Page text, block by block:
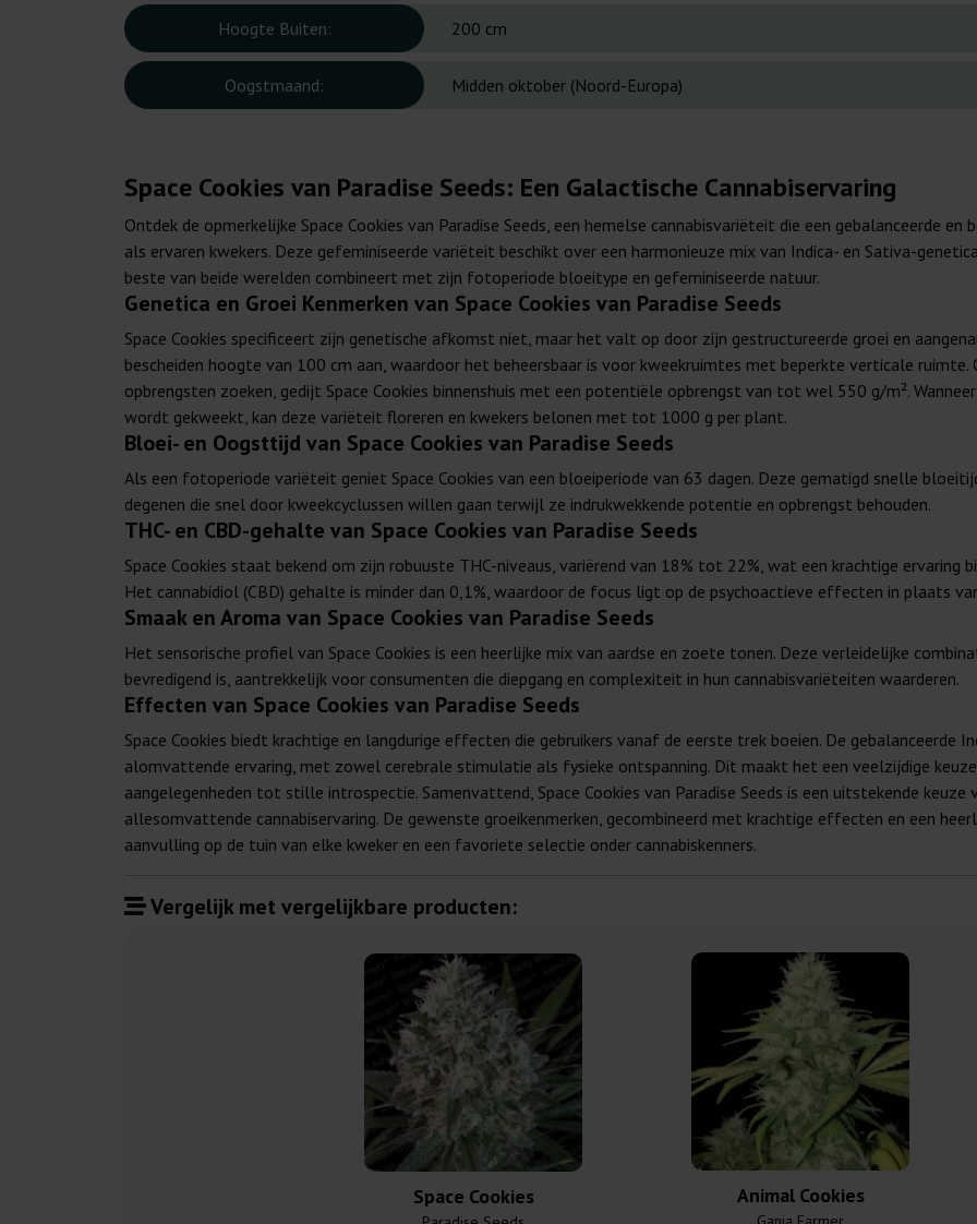
Hoogte Buiten: 200 cm
Oogstmaand: Midden oktober (Noord-Europa)
Space Cookies van Paradise Seeds: Een Galactische Cannabiservaring
Ontdek de opmerkelijke Space Cookies van Paradise Seeds, een hemelse cannabisvariëteit die een gebalanceerde
als ervaren kwekers. Deze gefeminiseerde variëteit beschikt over een harmonieuze mix van Indica- en Sativa-
beste van beide werelden combineert met zijn fotoperiode bloeitype en gefeminiseerde natuur.
Genetica en Groei Kenmerken van Space Cookies van Paradise Seeds
Space Cookies specificeert zijn genetische afkomst niet, maar het valt op door zijn gestructureerde groei en
bescheiden hoogte van 100 cm aan, waardoor het beheersbaar is voor kweekruimtes met beperkte verticale
opbrengsten zoeken, gedijt Space Cookies binnenshuis met een potentiële opbrengst van tot wel 550 g/m².
wordt gekweekt, kan deze variëteit floreren en kwekers belonen met tot 1000 g per plant.
Bloei- en Oogsttijd van Space Cookies van Paradise Seeds
Als een fotoperiode variëteit geniet Space Cookies van een bloeiperiode van 63 dagen. Deze gematigd snelle
degenen die snel door kweekcyclussen willen gaan terwijl ze indrukwekkende potentie en opbrengst behouden.
THC- en CBD-gehalte van Space Cookies van Paradise Seeds
Space Cookies staat bekend om zijn robuuste THC-niveaus, variërend van 18% tot 22%, wat een krachtige ervaring
Het cannabidiol (CBD) gehalte is minder dan 0,1%, waardoor de focus ligt op de psychoactieve effecten in plaats
Smaak en Aroma van Space Cookies van Paradise Seeds
Het sensorische profiel van Space Cookies is een heerlijke mix van aardse en zoete tonen. Deze verleidelijke
bevredigend is, aantrekkelijk voor consumenten die diepgang en complexiteit in hun cannabisvariëteiten waarderen.
Effecten van Space Cookies van Paradise Seeds
Space Cookies biedt krachtige en langdurige effecten die gebruikers vanaf de eerste trek boeien. De gebalanceerde
alomvattende ervaring, met zowel cerebrale stimulatie als fysieke ontspanning. Dit maakt het een veelzijdige
aangelegenheden tot stille introspectie. Samenvattend, Space Cookies van Paradise Seeds is een uitstekende keuze
allesomvattende cannabiservaring. De gewenste groeikenmerken, gecombineerd met krachtige effecten en een
aanvulling op de tuin van elke kweker en een favoriete selectie onder cannabiskenners.
Vergelijk met vergelijkbare producten:
Space Cookies Animal Cookies